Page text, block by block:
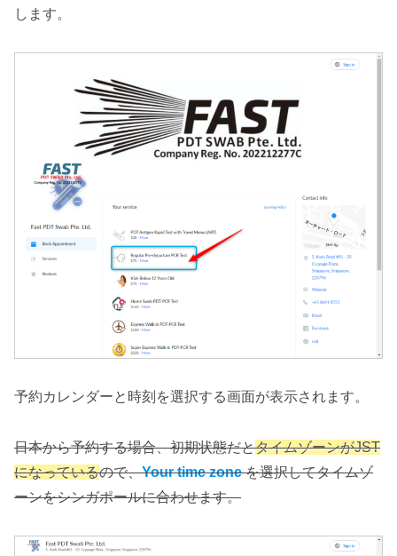
します。
予約カレンダーと時刻を選択する画面が表示されます。
日本から予約する場合、初期状態だとタイムゾーンがJST
になっているので、Your time zoneを選択してタイムゾ
ーンをシンガポールに合わせます。